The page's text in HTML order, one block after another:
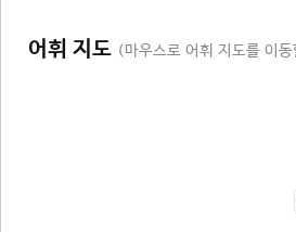
어휘 지도 (마우스로 어휘 지도를 이